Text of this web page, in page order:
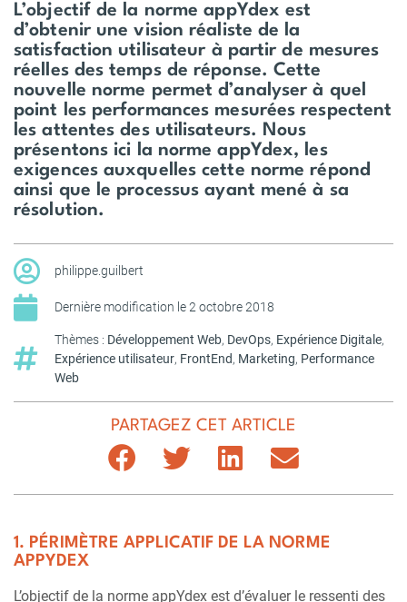
L’objectif de la norme appYdex est
d’obtenir une vision réaliste de la
satisfaction utilisateur à partir de mesures
réelles des temps de réponse. Cette
nouvelle norme permet d’analyser à quel
point les performances mesurées respectent
les attentes des utilisateurs. Nous
présentons ici la norme appYdex, les
exigences auxquelles cette norme répond
ainsi que le processus ayant mené à sa
résolution.
philippe.guilbert
Dernière modification le2 octobre 2018
Thèmes : Développement Web, DevOps, Expérience Digitale,
Expérience utilisateur, FrontEnd, Marketing, Performance
Web
PARTAGEZ CET ARTICLE
1. PÉRIMÈTRE APPLICATIF DE LA NORME
APPYDEX
L’objectif de la norme appYdex est d’évaluer le ressenti des